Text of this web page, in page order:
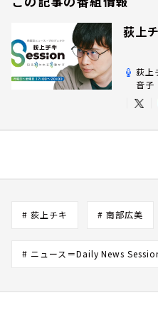
荻上
荻上
音子
# 荻上チキ # 南部広美
# ニュース＝Daily News